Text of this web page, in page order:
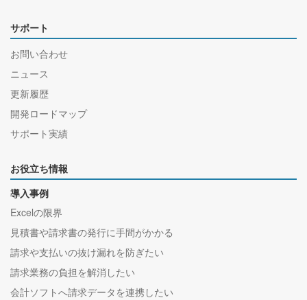
サポート
お問い合わせ
ニュース
更新履歴
開発ロードマップ
サポート実績
お役立ち情報
導入事例
Excelの限界
見積書や請求書の発行に手間がかかる
請求や支払いの抜け漏れを防ぎたい
請求業務の負担を解消したい
会計ソフトへ請求データを連携したい